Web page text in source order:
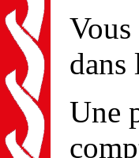
dans
Une